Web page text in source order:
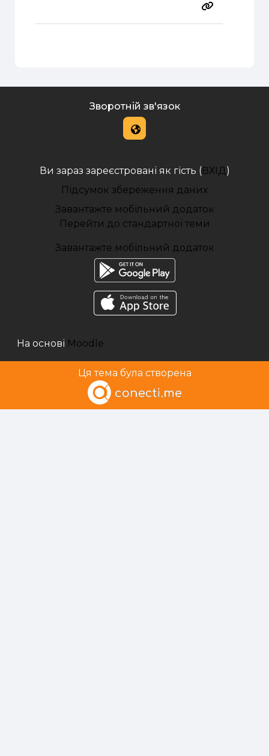
Зворотній зв'язок
Ви зараз зареєстровані як гість (ВХІД )
Підсумок збереження даних
Завантажте мобільний додаток
Перейти до стандартної теми
Завантажте мобільний додаток
На основі Moodle
Ця тема була створена